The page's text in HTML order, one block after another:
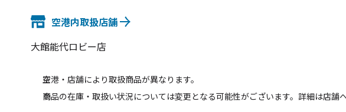
空港内取扱店舗
大館能代ロビー店
空港・店舗により取扱商品が異なります。
商品の在庫・取扱い状況については変更となる可能性がございます。詳細は店舗